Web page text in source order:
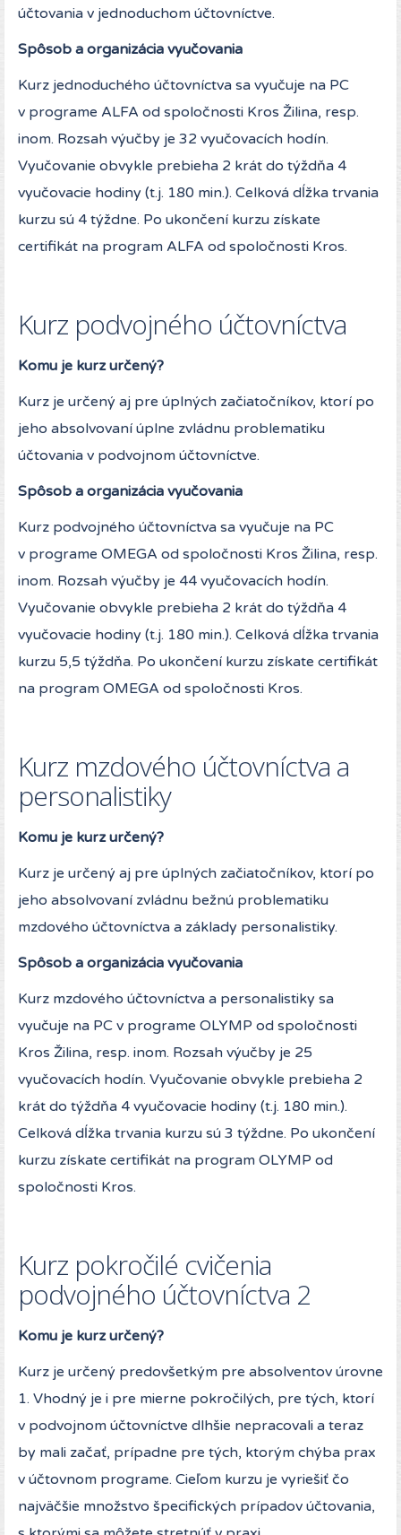
účtovania v jednoduchom účtovníctve.
Spôsob a organizácia vyučovania
Kurz jednoduchého účtovníctva sa vyučuje na PC
v programe ALFA od spoločnosti Kros Žilina, resp.
inom. Rozsah výučby je 32 vyučovacích hodín.
Vyučovanie obvykle prebieha 2 krát do týždňa 4
vyučovacie hodiny (t.j. 180 min.). Celková dĺžka trvania
kurzu sú 4 týždne. Po ukončení kurzu získate
certifikát na program ALFA od spoločnosti Kros.
Kurz podvojného účtovníctva
Komu je kurz určený?
Kurz je určený aj pre úplných začiatočníkov, ktorí po
jeho absolvovaní úplne zvládnu problematiku
účtovania v podvojnom účtovníctve.
Spôsob a organizácia vyučovania
Kurz podvojného účtovníctva sa vyučuje na PC
v programe OMEGA od spoločnosti Kros Žilina, resp.
inom. Rozsah výučby je 44 vyučovacích hodín.
Vyučovanie obvykle prebieha 2 krát do týždňa 4
vyučovacie hodiny (t.j. 180 min.). Celková dĺžka trvania
kurzu 5,5 týždňa. Po ukončení kurzu získate certifikát
na program OMEGA od spoločnosti Kros.
Kurz mzdového účtovníctva a
personalistiky
Komu je kurz určený?
Kurz je určený aj pre úplných začiatočníkov, ktorí po
jeho absolvovaní zvládnu bežnú problematiku
mzdového účtovníctva a základy personalistiky.
Spôsob a organizácia vyučovania
Kurz mzdového účtovníctva a personalistiky sa
vyučuje na PC v programe OLYMP od spoločnosti
Kros Žilina, resp. inom. Rozsah výučby je 25
vyučovacích hodín. Vyučovanie obvykle prebieha 2
krát do týždňa 4 vyučovacie hodiny (t.j. 180 min.).
Celková dĺžka trvania kurzu sú 3 týždne. Po ukončení
kurzu získate certifikát na program OLYMP od
spoločnosti Kros.
Kurz pokročilé cvičenia
podvojného účtovníctva 2
Komu je kurz určený?
Kurz je určený predovšetkým pre absolventov úrovne
1. Vhodný je i pre mierne pokročilých, pre tých, ktorí
v podvojnom účtovníctve dlhšie nepracovali a teraz
by mali začať, prípadne pre tých, ktorým chýba prax
v účtovnom programe. Cieľom kurzu je vyriešiť čo
najväčšie množstvo špecifických prípadov účtovania,